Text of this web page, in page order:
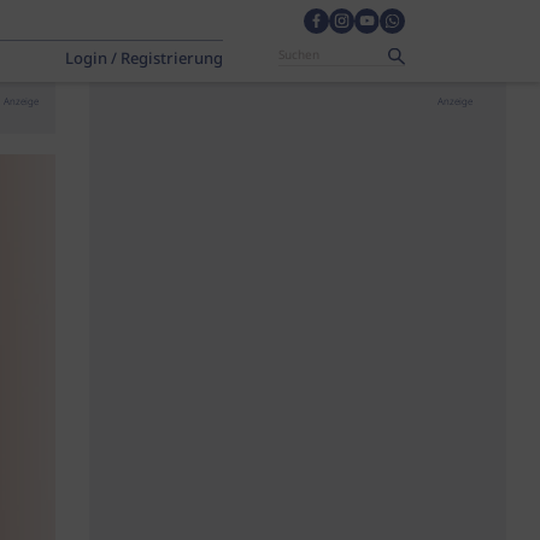
Login / Registrierung
Anzeige Anzeige